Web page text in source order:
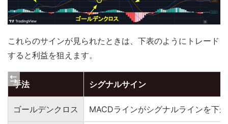
これらのサインが見られたときは、下表のようにトレード
すると利益を狙えます。
手法 シグナルサイン
ゴールデンクロス MACDラインがシグナルラインを下